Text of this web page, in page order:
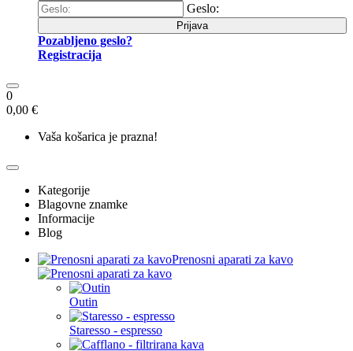
Geslo:
Prijava
Pozabljeno geslo?
Registracija
0
0,00 €
Vaša košarica je prazna!
Kategorije
Blagovne znamke
Informacije
Blog
Prenosni aparati za kavo
Outin
Staresso - espresso